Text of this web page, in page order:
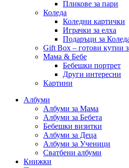
Пликове за пари
Коледа
Коледни картички
Играчки за елха
Подаръци за
Gift Box – готови кутии
Мама & Бебе
Бебешки портрет
Други интересни
Картини
Албуми
Албуми за Мама
Албуми за Бебета
Бебешки визитки
Албуми за Деца
Албуми за Ученици
Сватбени албуми
Книжки